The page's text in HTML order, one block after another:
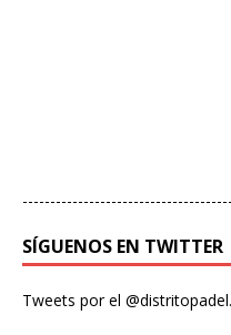
SÍGUENOS EN TWITTER
Tweets por el @distritopadel.